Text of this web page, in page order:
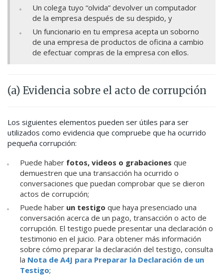
Un colega tuyo “olvida” devolver un computador
de la empresa después de su despido, y
Un funcionario en tu empresa acepta un soborno
de una empresa de productos de oficina a cambio
de efectuar compras de la empresa con ellos.
(a) Evidencia sobre el acto de corrupción
Los siguientes elementos pueden ser útiles para ser
utilizados como evidencia que compruebe que ha ocurrido
pequeña corrupción:
Puede haber fotos, videos o grabaciones que
demuestren que una transacción ha ocurrido o
conversaciones que puedan comprobar que se dieron
actos de corrupción;
Puede haber un testigo que haya presenciado una
conversación acerca de un pago, transacción o acto de
corrupción. El testigo puede presentar una declaración o
testimonio en el juicio. Para obtener más información
sobre cómo preparar la declaración del testigo, consulta
la Nota de A4J para Preparar la Declaración de un
Testigo;